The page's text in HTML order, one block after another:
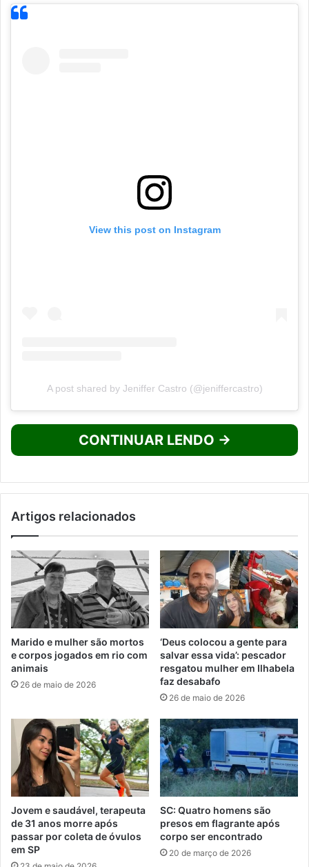
View this post on Instagram
A post shared by Jeniffer Castro (@jeniffercastro)
CONTINUAR LENDO →
Artigos relacionados
Marido e mulher são mortos
e corpos jogados em rio com
animais
26 de maio de 2026
‘Deus colocou a gente para
salvar essa vida’: pescador
resgatou mulher em Ilhabela
faz desabafo
26 de maio de 2026
Jovem e saudável, terapeuta
de 31 anos morre após
passar por coleta de óvulos
em SP
SC: Quatro homens são
presos em flagrante após
corpo ser encontrado
20 de março de 2026